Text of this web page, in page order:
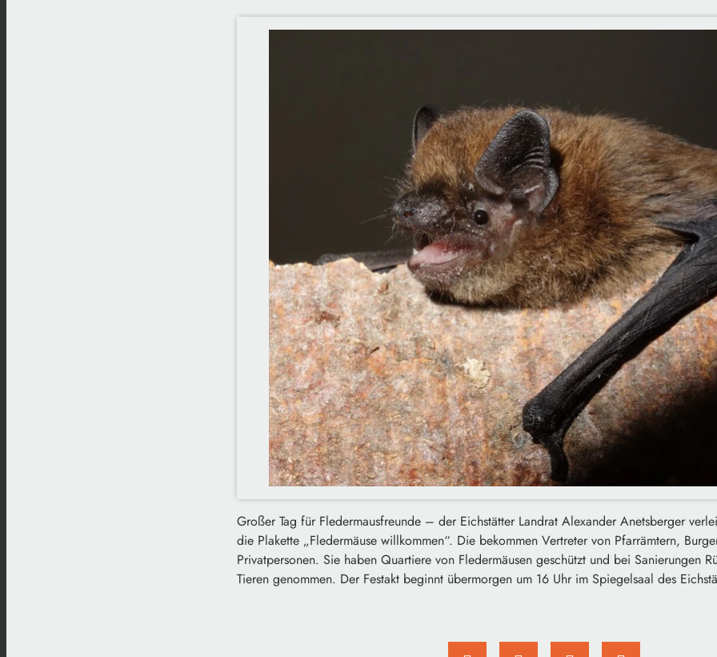
Großer Tag für Fledermausfreunde – der Eichstätter Landrat Alexander Anetsberger
die Plakette „Fledermäuse willkommen“. Die bekommen Vertreter von Pfarrämtern,
Privatpersonen. Sie haben Quartiere von Fledermäusen geschützt und bei Sanierungen
Tieren genommen. Der Festakt beginnt übermorgen um 16 Uhr im Spiegelsaal des